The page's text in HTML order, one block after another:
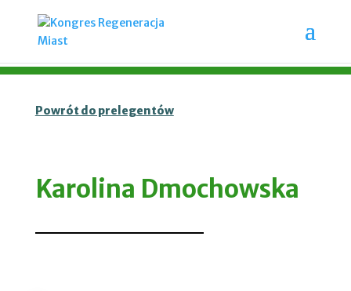
Powrót do prelegentów
Karolina Dmochowska